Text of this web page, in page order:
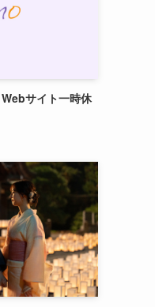
Webサイト一時休